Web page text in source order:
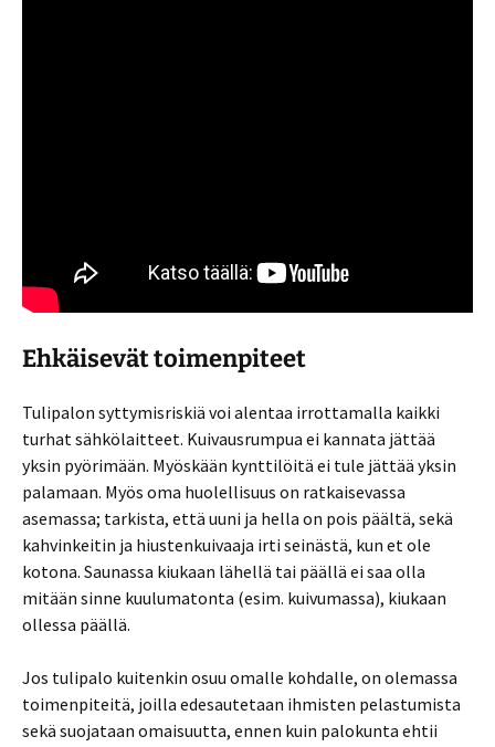
Ehkäisevät toimenpiteet
Tulipalon syttymisriskiä voi alentaa irrottamalla kaikki
turhat sähkölaitteet. Kuivausrumpua ei kannata jättää
yksin pyörimään. Myöskään kynttilöitä ei tule jättää yksin
palamaan. Myös oma huolellisuus on ratkaisevassa
asemassa; tarkista, että uuni ja hella on pois päältä, sekä
kahvinkeitin ja hiustenkuivaaja irti seinästä, kun et ole
kotona. Saunassa kiukaan lähellä tai päällä ei saa olla
mitään sinne kuulumatonta (esim. kuivumassa), kiukaan
ollessa päällä.
Jos tulipalo kuitenkin osuu omalle kohdalle, on olemassa
toimenpiteitä, joilla edesautetaan ihmisten pelastumista
sekä suojataan omaisuutta, ennen kuin palokunta ehtii